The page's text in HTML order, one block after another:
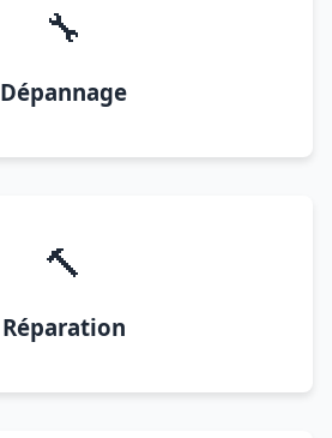
🔧
Dépannage
🔨
Réparation